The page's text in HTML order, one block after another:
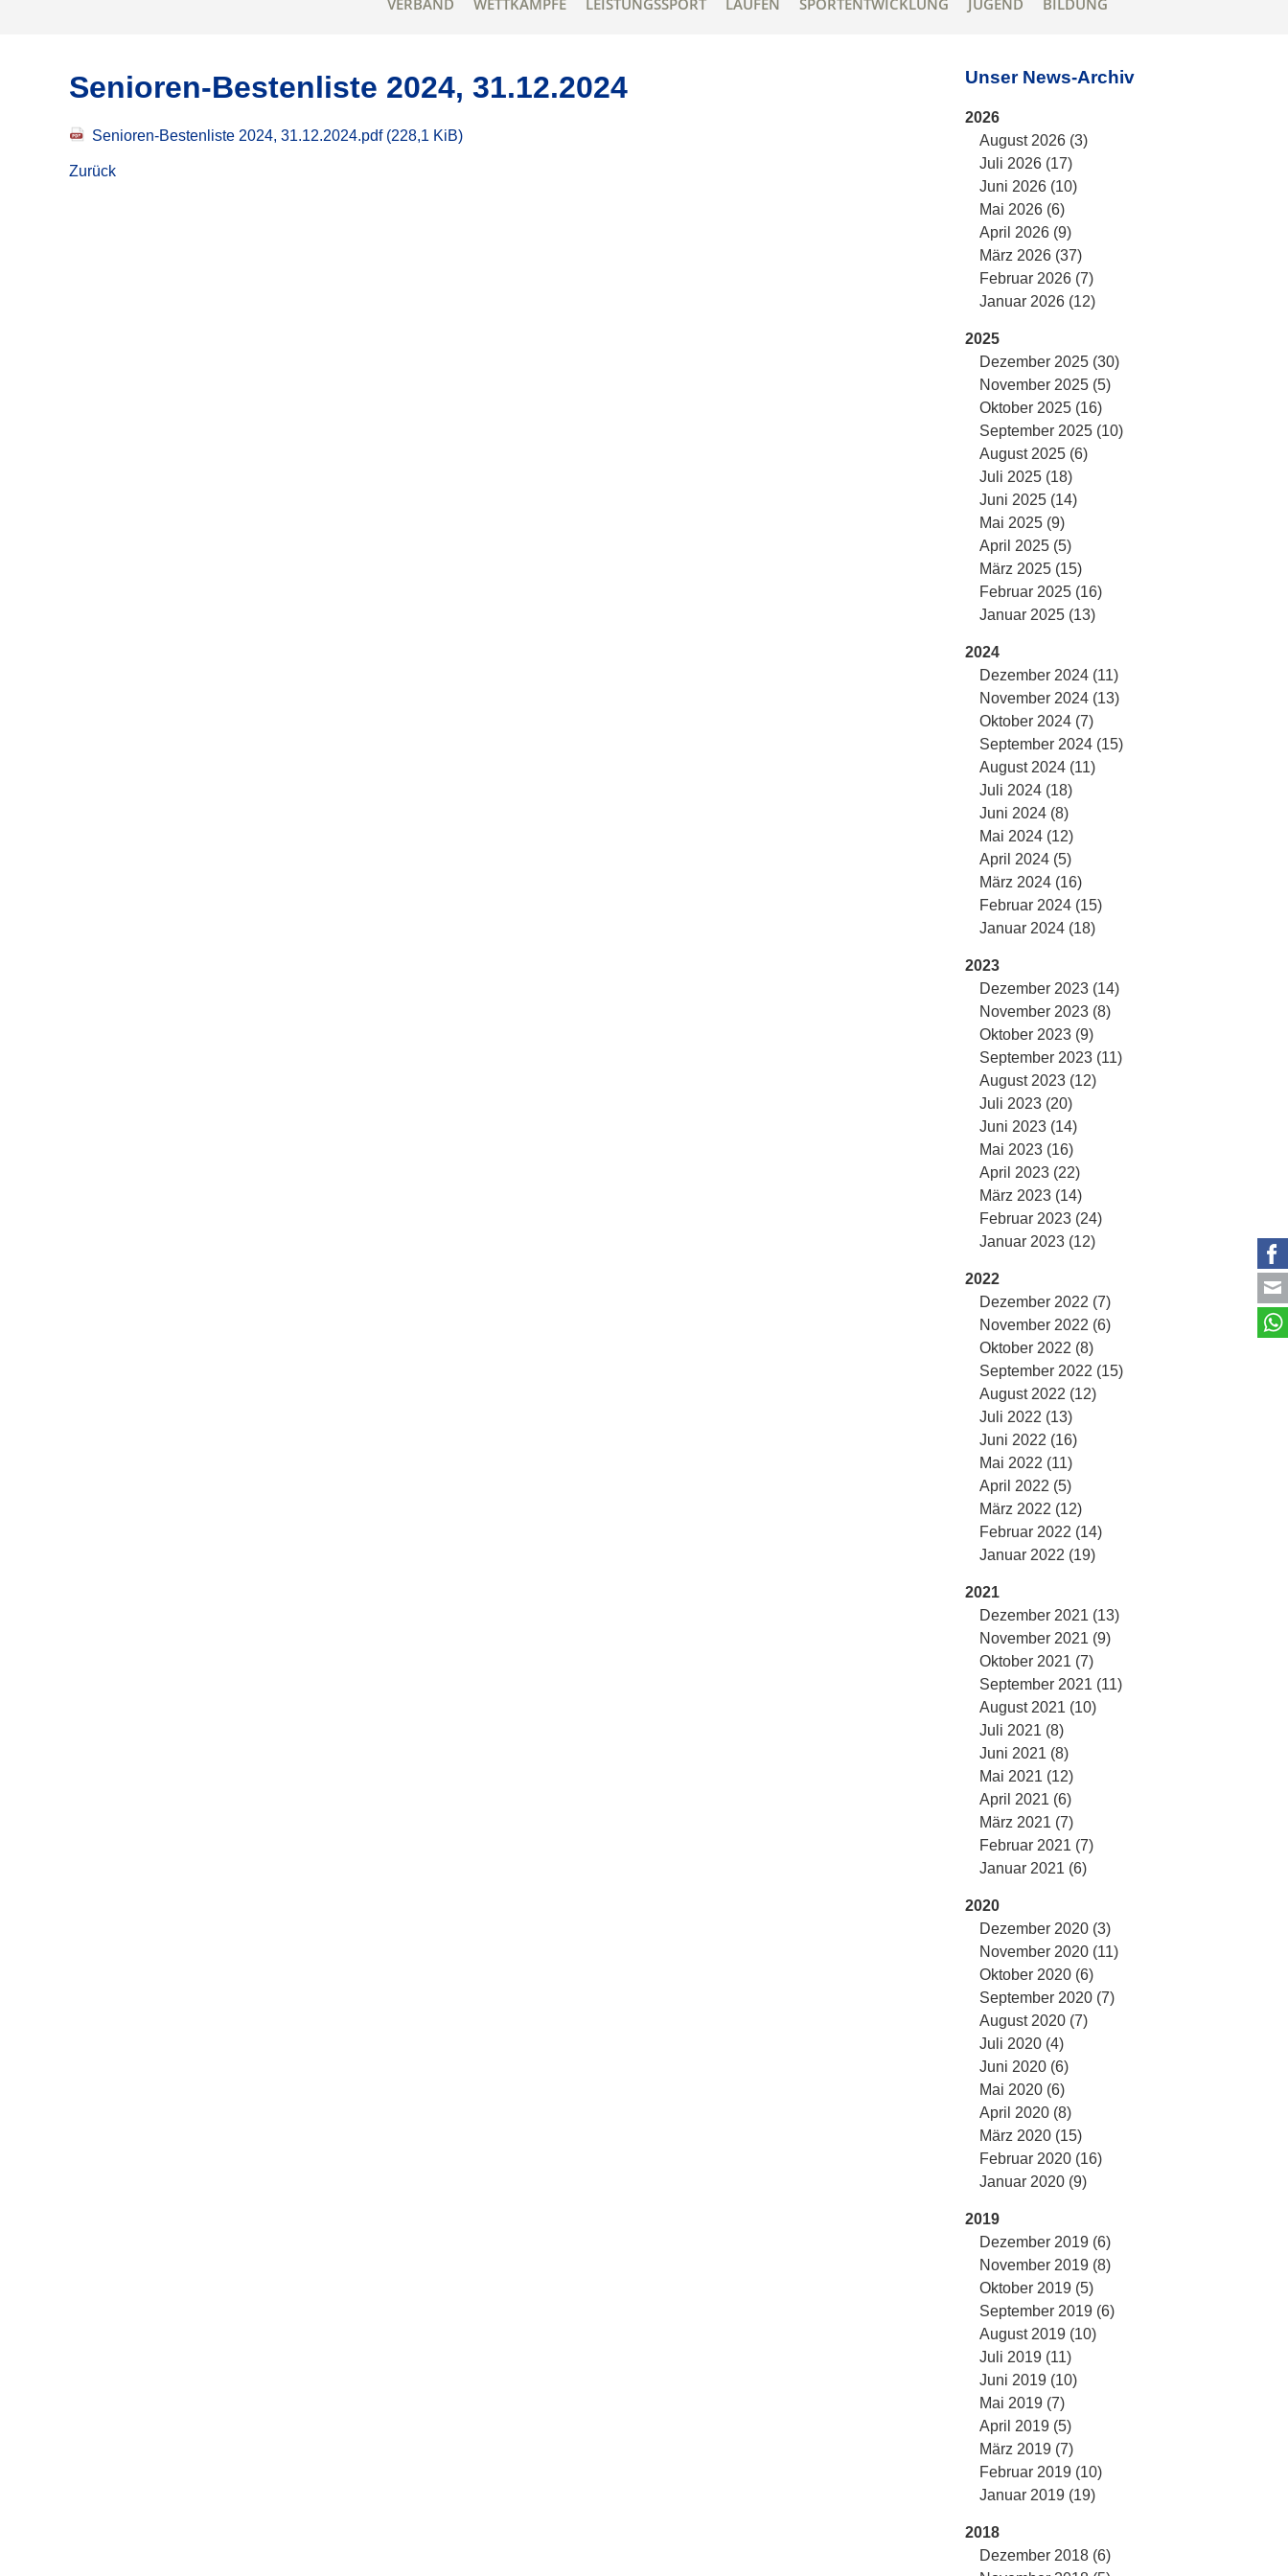
VERBAND WETTKÄMPFE LEISTUNGSSPORT LAUFEN SPORTENTWICKLUNG JUGEND BILDUNG
Senioren-Bestenliste 2024, 31.12.2024
Senioren-Bestenliste 2024, 31.12.2024.pdf (228,1 KiB)
Zurück
Unser News-Archiv
2026
August 2026 (3)
Juli 2026 (17)
Juni 2026 (10)
Mai 2026 (6)
April 2026 (9)
März 2026 (37)
Februar 2026 (7)
Januar 2026 (12)
2025
Dezember 2025 (30)
November 2025 (5)
Oktober 2025 (16)
September 2025 (10)
August 2025 (6)
Juli 2025 (18)
Juni 2025 (14)
Mai 2025 (9)
April 2025 (5)
März 2025 (15)
Februar 2025 (16)
Januar 2025 (13)
2024
Dezember 2024 (11)
November 2024 (13)
Oktober 2024 (7)
September 2024 (15)
August 2024 (11)
Juli 2024 (18)
Juni 2024 (8)
Mai 2024 (12)
April 2024 (5)
März 2024 (16)
Februar 2024 (15)
Januar 2024 (18)
2023
Dezember 2023 (14)
November 2023 (8)
Oktober 2023 (9)
September 2023 (11)
August 2023 (12)
Juli 2023 (20)
Juni 2023 (14)
Mai 2023 (16)
April 2023 (22)
März 2023 (14)
Februar 2023 (24)
Januar 2023 (12)
2022
Dezember 2022 (7)
November 2022 (6)
Oktober 2022 (8)
September 2022 (15)
August 2022 (12)
Juli 2022 (13)
Juni 2022 (16)
Mai 2022 (11)
April 2022 (5)
März 2022 (12)
Februar 2022 (14)
Januar 2022 (19)
2021
Dezember 2021 (13)
November 2021 (9)
Oktober 2021 (7)
September 2021 (11)
August 2021 (10)
Juli 2021 (8)
Juni 2021 (8)
Mai 2021 (12)
April 2021 (6)
März 2021 (7)
Februar 2021 (7)
Januar 2021 (6)
2020
Dezember 2020 (3)
November 2020 (11)
Oktober 2020 (6)
September 2020 (7)
August 2020 (7)
Juli 2020 (4)
Juni 2020 (6)
Mai 2020 (6)
April 2020 (8)
März 2020 (15)
Februar 2020 (16)
Januar 2020 (9)
2019
Dezember 2019 (6)
November 2019 (8)
Oktober 2019 (5)
September 2019 (6)
August 2019 (10)
Juli 2019 (11)
Juni 2019 (10)
Mai 2019 (7)
April 2019 (5)
März 2019 (7)
Februar 2019 (10)
Januar 2019 (19)
2018
Dezember 2018 (6)